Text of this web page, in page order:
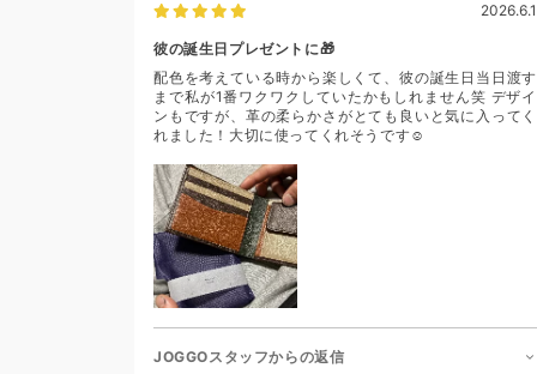
2026.6.1
彼の誕生日プレゼントに🎁
配色を考えている時から楽しくて、彼の誕生日当日渡す
まで私が1番ワクワクしていたかもしれません笑 デザイ
ンもですが、革の柔らかさがとても良いと気に入ってく
れました！大切に使ってくれそうです☺️
JOGGOスタッフからの返信